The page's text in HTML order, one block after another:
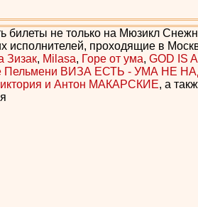
билеты не только на Мюзикл
исполнителей, проходящие в
Зизак, Milasa, Горе от ума, GOD IS
Пельмени ВИЗА ЕСТЬ - УМА НЕ
и Антон МАКАРСКИЕ, а